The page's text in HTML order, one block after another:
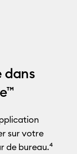
dans
™
sur votre
de bureau.⁴